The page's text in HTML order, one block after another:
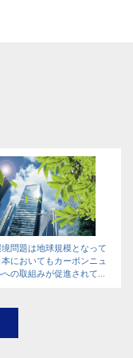
問題は地球規模となって
においてもカーボンニュ
の取組みが促進されて...